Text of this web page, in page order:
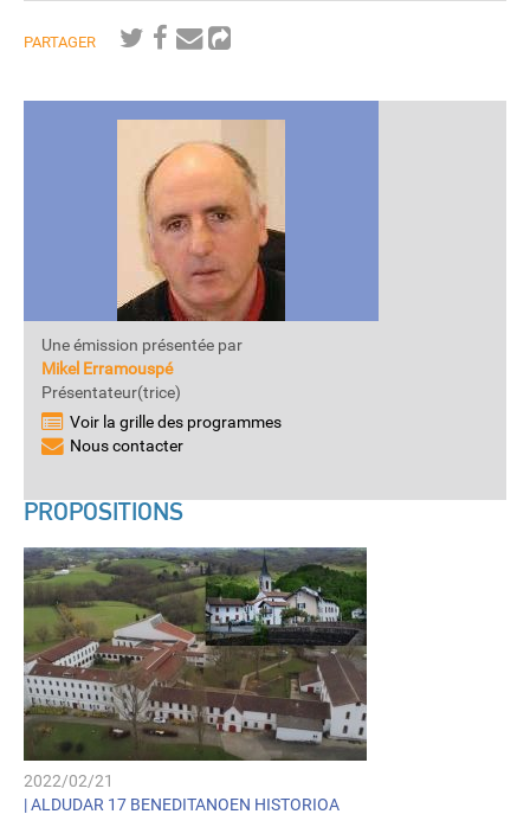
PARTAGER
Une émission présentée par
Mikel Erramouspé
Présentateur(trice)
Voir la grille des programmes
Nous contacter
PROPOSITIONS
2022/02/21
|ALDUDAR 17 BENEDITANOEN HISTORIOA